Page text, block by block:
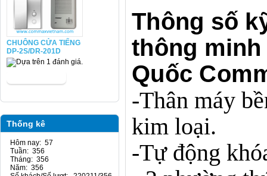
CHUÔNG CỬA TIẾNG
DP-2S/DR-201D
Thống kê
Hôm nay: 57
Tuần: 356
Tháng: 356
Năm: 356
Thông số
thông minh
Quốc
-Thân máy
kim loại.
-Tự động